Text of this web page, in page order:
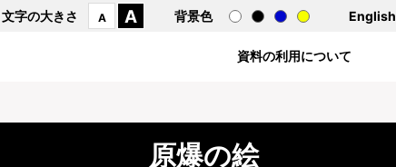
文字の大きさ A A 背景色 English
資料の利用について
原爆の絵